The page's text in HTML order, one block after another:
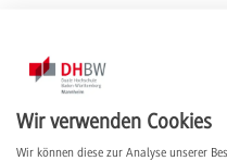
zu den
inhaltlichen Ausrichtung sowie
Sie im Folgenden:
Wir verwenden Cookies
Wir können diese zur Analyse unserer